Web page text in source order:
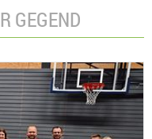
GEGEND